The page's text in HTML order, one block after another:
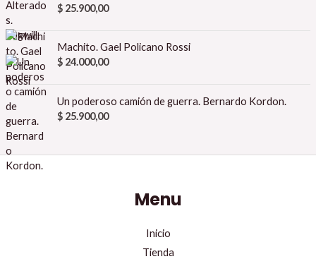
$25.900,00
Machito. Gael Policano Rossi
$24.000,00
Un poderoso camión de guerra. Bernardo Kordon.
$25.900,00
Menu
Inicio
Tienda